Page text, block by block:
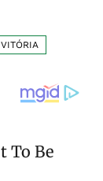
VITÓRIA